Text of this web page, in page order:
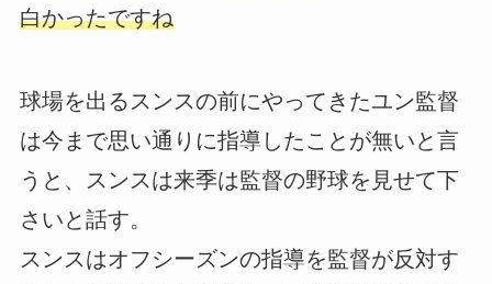
白かったですね
球場を出るスンスの前にやってきたユン監督
は今まで思い通りに指導したことが無いと言
うと、スンスは来季は監督の野球を見せて下
さいと話す。
スンスはオフシーズンの指導を監督が反対す